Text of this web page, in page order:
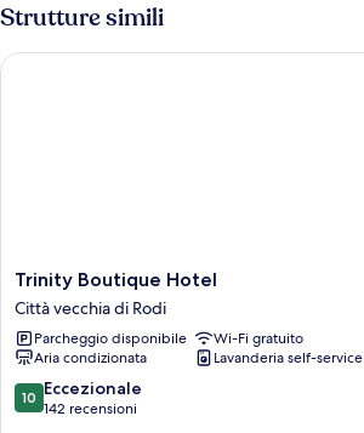
Strutture simili
Trinity
Boutique
Hotel
Città
vecchia
di
Rodi
Trinity Boutique Hotel
Città vecchia di Rodi
Parcheggio disponibile
Wi-Fi gratuito
Aria condizionata
Lavanderia self-service
10.0
su
10 Eccezionale
142 recensioni
Trinity Boutique Hotel